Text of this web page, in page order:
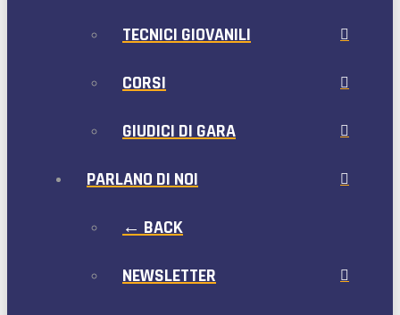
TECNICI GIOVANILI
CORSI
GIUDICI DI GARA
PARLANO DI NOI
← BACK
NEWSLETTER